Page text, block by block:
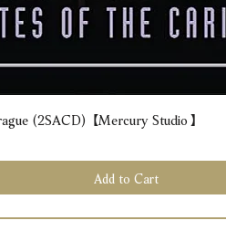
Quick View
(2SACD) 【Mercury Studio】
Add to Cart